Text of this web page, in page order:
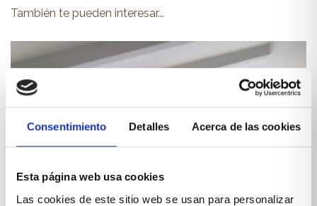
Consentimiento Detalles Acerca de las cookies
Esta página web usa cookies
Las cookies de este sitio web se usan para personalizar
También te pueden interesar...